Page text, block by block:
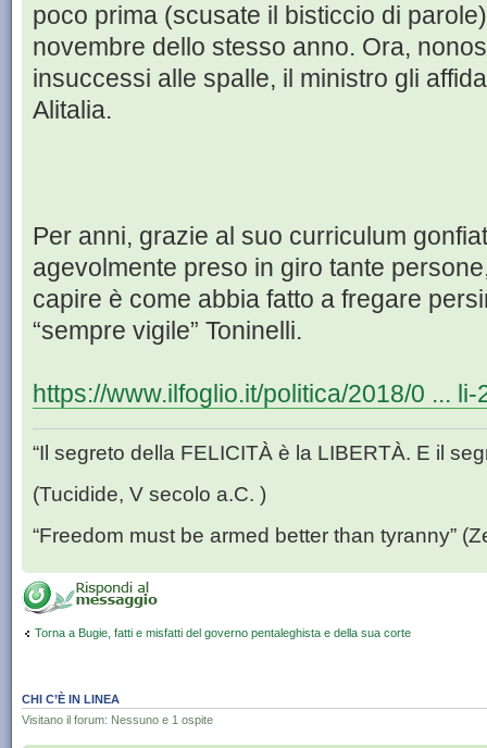
poco prima (scusate il bisticcio di
novembre dello stesso anno. Ora,
insuccessi alle spalle, il ministro gli
Alitalia.
Per anni, grazie al suo curriculum
agevolmente preso in giro tante
capire è come abbia fatto a fregare
“sempre vigile” Toninelli.
https://www.ilfoglio.it/politica/2018/0 ... li-
“Il segreto della FELICITÀ è la LIBERTÀ. E il
(Tucidide, V secolo a.C. )
“Freedom must be armed better than tyranny”
Torna a Bugie, fatti e misfatti del governo pentaleghista e della sua corte
CHI C’È IN LINEA
Visitano il forum: Nessuno e 1 ospite